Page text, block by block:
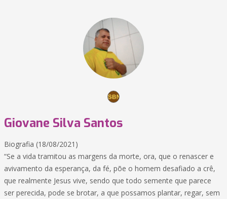
Giovane Silva Santos
Biografia (18/08/2021)
“Se a vida tramitou as margens da morte, ora, que o renascer e
avivamento da esperança, da fé, põe o homem desafiado a crê,
que realmente Jesus vive, sendo que todo semente que parece
ser perecida, pode se brotar, a que possamos plantar, regar, sem